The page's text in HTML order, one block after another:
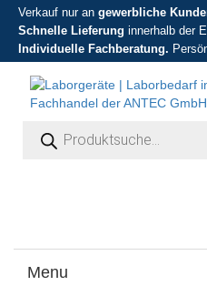
Verkauf nur an gewerbliche
Schnelle Lieferung innerhalb der
Individuelle Fachberatung.
Menu